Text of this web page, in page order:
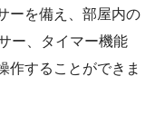
ーを備え、部屋内の
ー、タイマー機能
作することができま